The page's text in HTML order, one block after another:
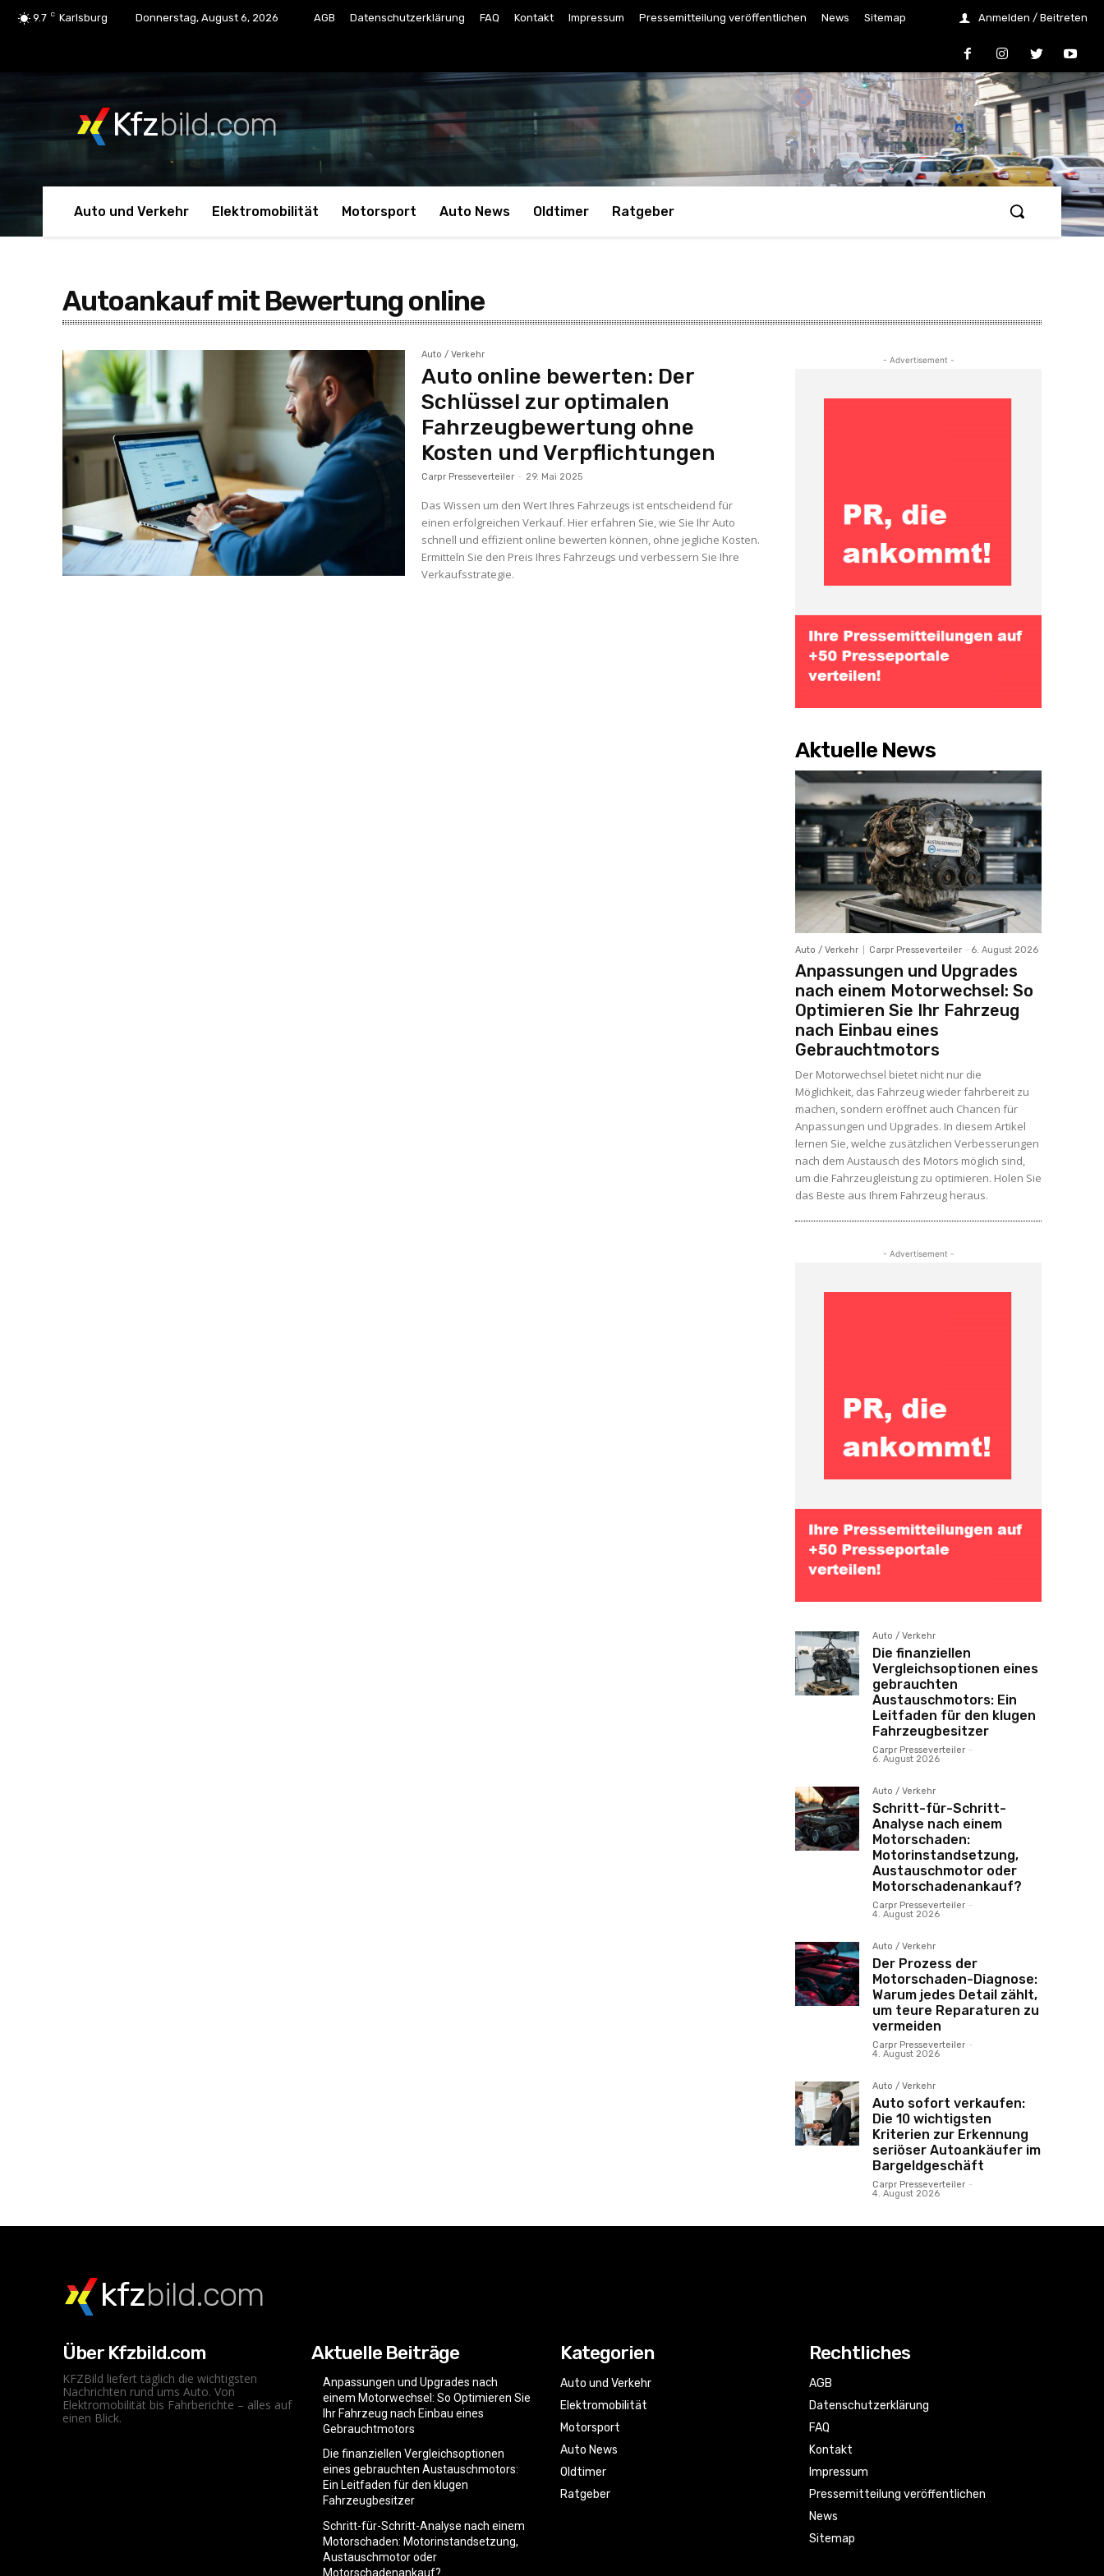
9.7 C Karlsburg Donnerstag, August 6, 2026 AGB Datenschutzerklärung FAQ Kontakt Impressum Pressemitteilung veröffentlichen News Sitemap Anmelden / Beitreten
Kfzbild.com
Auto und Verkehr Elektromobilität Motorsport Auto News Oldtimer Ratgeber
Autoankauf mit Bewertung online
Auto / Verkehr
Auto online bewerten: Der
Schlüssel zur optimalen
Fahrzeugbewertung ohne
Kosten und Verpflichtungen
Carpr Presseverteiler - 29. Mai 2025
Das Wissen um den Wert Ihres Fahrzeugs ist entscheidend für
einen erfolgreichen Verkauf. Hier erfahren Sie, wie Sie Ihr Auto
schnell und effizient online bewerten können, ohne jegliche Kosten.
Ermitteln Sie den Preis Ihres Fahrzeugs und verbessern Sie Ihre
Verkaufsstrategie.
- Advertisement -
Aktuelle News
Auto / Verkehr Carpr Presseverteiler - 6. August 2026
Anpassungen und Upgrades
nach einem Motorwechsel: So
Optimieren Sie Ihr Fahrzeug
nach Einbau eines
Gebrauchtmotors
Der Motorwechsel bietet nicht nur die
Möglichkeit, das Fahrzeug wieder fahrbereit zu
machen, sondern eröffnet auch Chancen für
Anpassungen und Upgrades. In diesem Artikel
lernen Sie, welche zusätzlichen Verbesserungen
nach dem Austausch des Motors möglich sind,
um die Fahrzeugleistung zu optimieren. Holen Sie
das Beste aus Ihrem Fahrzeug heraus.
- Advertisement -
Auto / Verkehr
Die finanziellen
Vergleichsoptionen eines
gebrauchten
Austauschmotors: Ein
Leitfaden für den klugen
Fahrzeugbesitzer
Carpr Presseverteiler -
6. August 2026
Auto / Verkehr
Schritt-für-Schritt-
Analyse nach einem
Motorschaden:
Motorinstandsetzung,
Austauschmotor oder
Motorschadenankauf?
Carpr Presseverteiler -
4. August 2026
Auto / Verkehr
Der Prozess der
Motorschaden-Diagnose:
Warum jedes Detail zählt,
um teure Reparaturen zu
vermeiden
Carpr Presseverteiler -
4. August 2026
Auto / Verkehr
Auto sofort verkaufen:
Die 10 wichtigsten
Kriterien zur Erkennung
seriöser Autoankäufer im
Bargeldgeschäft
Carpr Presseverteiler -
4. August 2026
kfzbild.com
Über Kfzbild.com
KFZBild liefert täglich die wichtigsten
Nachrichten rund ums Auto. Von
Elektromobilität bis Fahrberichte – alles auf
einen Blick.
Aktuelle Beiträge
Anpassungen und Upgrades nach
einem Motorwechsel: So Optimieren Sie
Ihr Fahrzeug nach Einbau eines
Gebrauchtmotors
Die finanziellen Vergleichsoptionen
eines gebrauchten Austauschmotors:
Ein Leitfaden für den klugen
Fahrzeugbesitzer
Schritt-für-Schritt-Analyse nach einem
Motorschaden: Motorinstandsetzung,
Austauschmotor oder
Motorschadenankauf?
Kategorien
Auto und Verkehr
Elektromobilität
Motorsport
Auto News
Oldtimer
Ratgeber
Rechtliches
AGB
Datenschutzerklärung
FAQ
Kontakt
Impressum
Pressemitteilung veröffentlichen
News
Sitemap